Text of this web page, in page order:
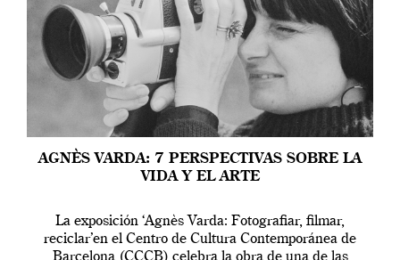
AGNÈS VARDA: 7 PERSPECTIVAS SOBRE LA
VIDA Y EL ARTE
La exposición ‘Agnès Varda: Fotografiar, filmar,
reciclar’en el Centro de Cultura Contemporánea de